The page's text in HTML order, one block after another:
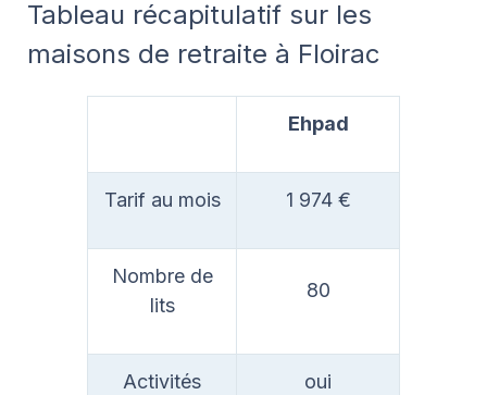
Tableau récapitulatif sur les
maisons de retraite à Floirac
Ehpad
Tarif au mois 1 974 €
Nombre de
lits
80
Activités oui